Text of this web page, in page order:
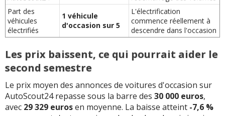
Part des
véhicules
électrifiés
1 véhicule
d'occasion sur 5
L'électrification
commence réellement à
descendre dans l'occasion
Les prix baissent, ce qui pourrait aider le
second semestre
Le prix moyen des annonces de voitures d'occasion sur
AutoScout24 repasse sous la barre des 30 000 euros,
avec 29 329 eurosen moyenne. La baisse atteint -7,6 %